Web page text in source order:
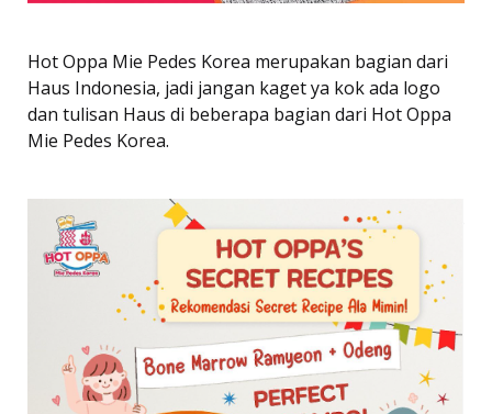
Hot Oppa Mie Pedes Korea merupakan bagian dari
Haus Indonesia, jadi jangan kaget ya kok ada logo
dan tulisan Haus di beberapa bagian dari Hot Oppa
Mie Pedes Korea.